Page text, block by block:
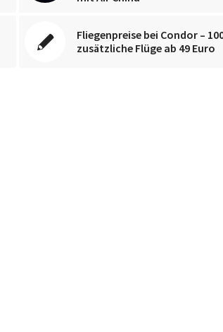
Fliegenpreise bei Condor –
zusätzliche Flüge ab 49 Euro